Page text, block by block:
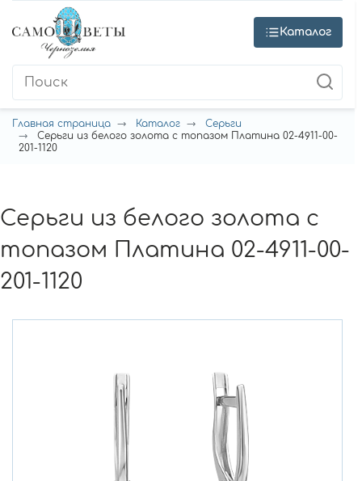
Каталог
Главная страница Каталог
Серьги
Серьги из белого золота с топазом Платина 02-4911-00-
201-1120
Серьги из белого золота с
топазом Платина 02-4911-00-
201-1120